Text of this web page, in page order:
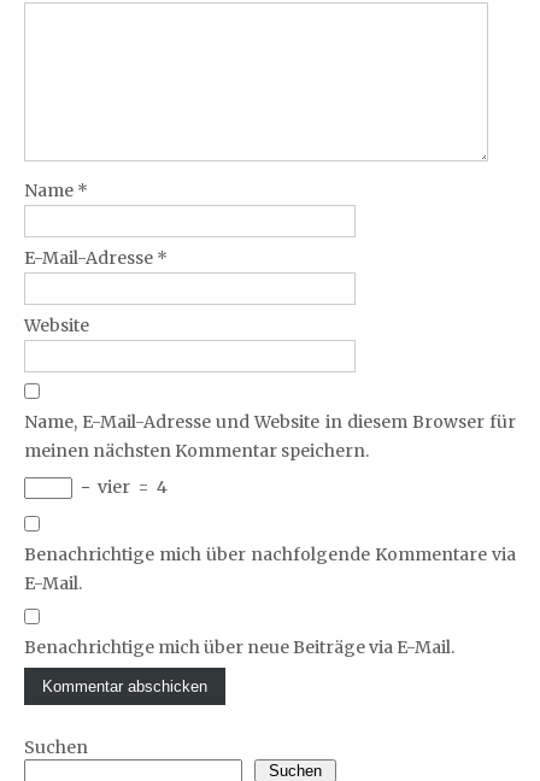
Name *
E-Mail-Adresse *
Website
Name, E-Mail-Adresse und Website in diesem Browser für
meinen nächsten Kommentar speichern.
− vier = 4
Benachrichtige mich über nachfolgende Kommentare via
E-Mail.
Benachrichtige mich über neue Beiträge via E-Mail.
Suchen
Suchen